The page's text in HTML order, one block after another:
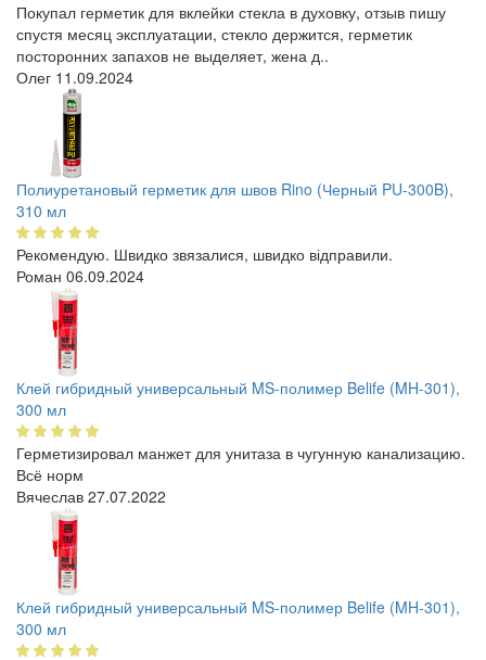
Покупал герметик для вклейки стекла в духовку, отзыв пишу
спустя месяц эксплуатации, стекло держится, герметик
посторонних запахов не выделяет, жена д..
Олег 11.09.2024
Полиуретановый герметик для швов Rino (Черный PU-300B),
310 мл
Рекомендую. Швидко звязалися, швидко відправили.
Роман 06.09.2024
Клей гибридный универсальный MS-полимер Belife (MH-301),
300 мл
Герметизировал манжет для унитаза в чугунную канализацию.
Всё норм
Вячеслав 27.07.2022
Клей гибридный универсальный MS-полимер Belife (MH-301),
300 мл